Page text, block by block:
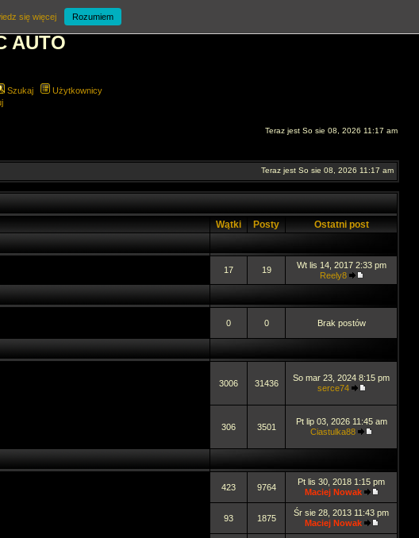
AUTO
Szukaj
Użytkownicy
Teraz jest So sie 08, 2026 11:17 am
Teraz jest So sie 08, 2026 11:17 am
Wątki Posty Ostatni post
17 19
Wt lis 14, 2017 2:33 pm
Reely8
0 0 Brak postów
3006 31436
So mar 23, 2024 8:15 pm
serce74
306 3501
Pt lip 03, 2026 11:45 am
Ciastulka88
423 9764
Pt lis 30, 2018 1:15 pm
Maciej Nowak
93 1875
Śr sie 28, 2013 11:43 pm
Maciej Nowak
się więcej Rozumiem